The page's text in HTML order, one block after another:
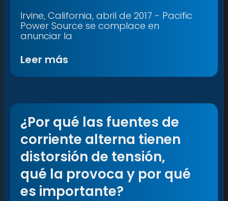
Irvine, California, abril de 2017 - Pacific
Power Source se complace en
anunciar la
Leer más
¿Por qué las fuentes de
corriente alterna tienen
distorsión de tensión,
qué la provoca y por qué
es importante?